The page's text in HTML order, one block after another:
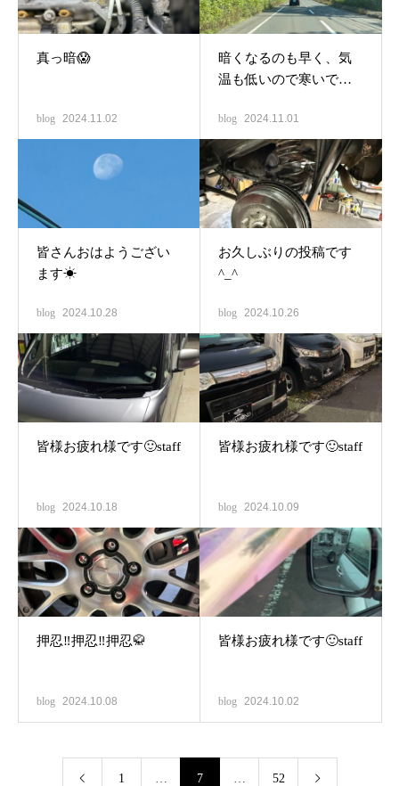
真っ暗😱
blog 2024.11.02
暗くなるのも早く、気
温も低いので寒いです
blog 2024.11.01
皆さんおはようござい
ます☀
blog 2024.10.28
お久しぶりの投稿です
^_^
blog 2024.10.26
皆様お疲れ様です🙂staff
blog 2024.10.18
皆様お疲れ様です🙂staff
blog 2024.10.09
押忍‼️押忍‼️押忍🥋
blog 2024.10.08
皆様お疲れ様です🙂staff
blog 2024.10.02
1 … 7 … 52